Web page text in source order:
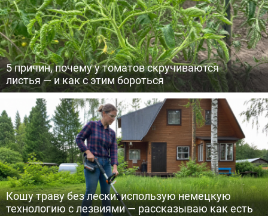
5 причин, почему у томатов скручиваются
листья — и как с этим бороться
Кошу траву без лески: использую немецкую
технологию с лезвиями — рассказываю как есть